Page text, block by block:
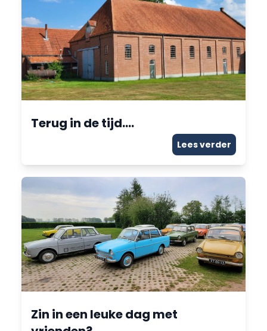
Terug in de tijd….
Lees verder
Zin in een leuke dag met